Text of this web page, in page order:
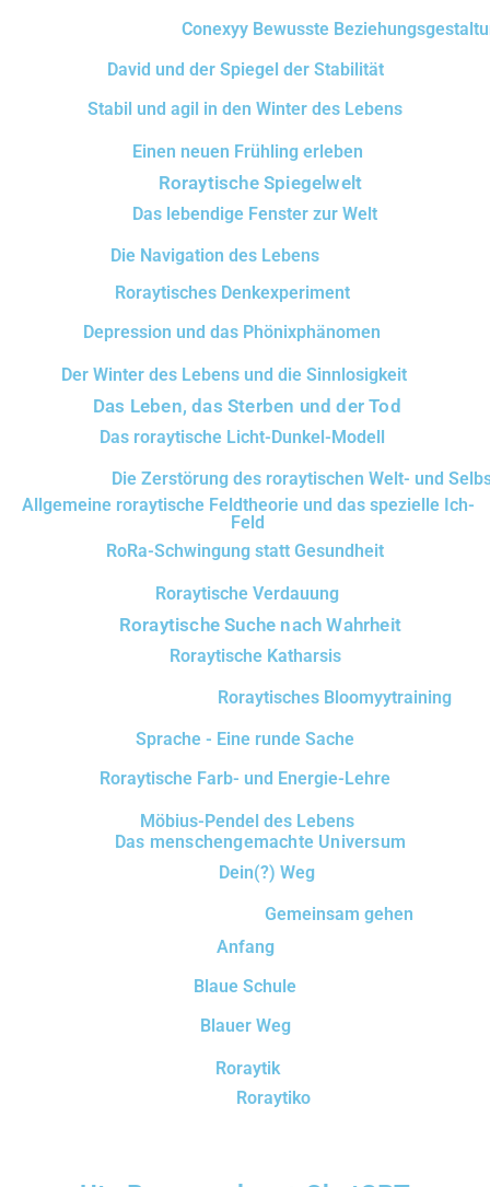
Conexyy Bewusste
David und der Spiegel der Stabilität
Stabil und agil in den Winter des Lebens
Einen neuen Frühling erleben
Roraytische Spiegelwelt
Das lebendige Fenster zur Welt
Die Navigation des Lebens
Roraytisches Denkexperiment
Depression und das Phönixphänomen
Der Winter des Lebens und die Sinnlosigkeit
Das Leben, das Sterben und der Tod
Das roraytische Licht-Dunkel-Modell
Die Zerstörung des roraytischen Welt- und
Allgemeine roraytische Feldtheorie und das spezielle Ich-
Feld
RoRa-Schwingung statt Gesundheit
Roraytische Verdauung
Roraytische Suche nach Wahrheit
Roraytische Katharsis
Roraytisches Bloomyytraining
Sprache - Eine runde Sache
Roraytische Farb- und Energie-Lehre
Möbius-Pendel des Lebens
Das menschengemachte Universum
Dein(?) Weg
Gemeinsam gehen
Anfang
Blaue Schule
Blauer Weg
Roraytik
Roraytiko